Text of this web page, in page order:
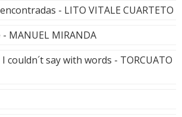
- LITO VITALE CUARTETO
MANUEL MIRANDA
couldn´t say with words - TORCUATO